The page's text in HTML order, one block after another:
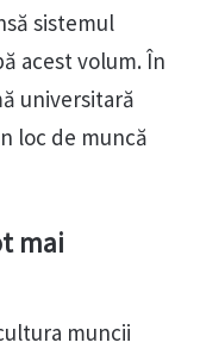
sistemul
acest volum. În
universitară
loc de muncă
mai
muncii